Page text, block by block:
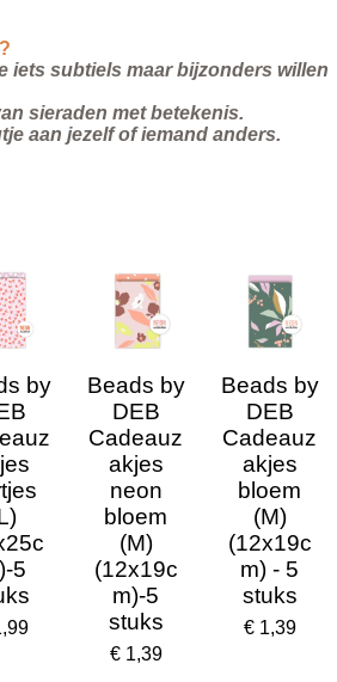
iets subtiels maar bijzonders willen
sieraden met betekenis.
aan jezelf of iemand anders.
by
5
Beads by
DEB
Cadeauz
akjes
neon
bloem
(M)
(12x19c
m)-5
stuks
€ 1,39
Beads by
DEB
Cadeauz
akjes
bloem
(M)
(12x19c
m) - 5
stuks
€ 1,39